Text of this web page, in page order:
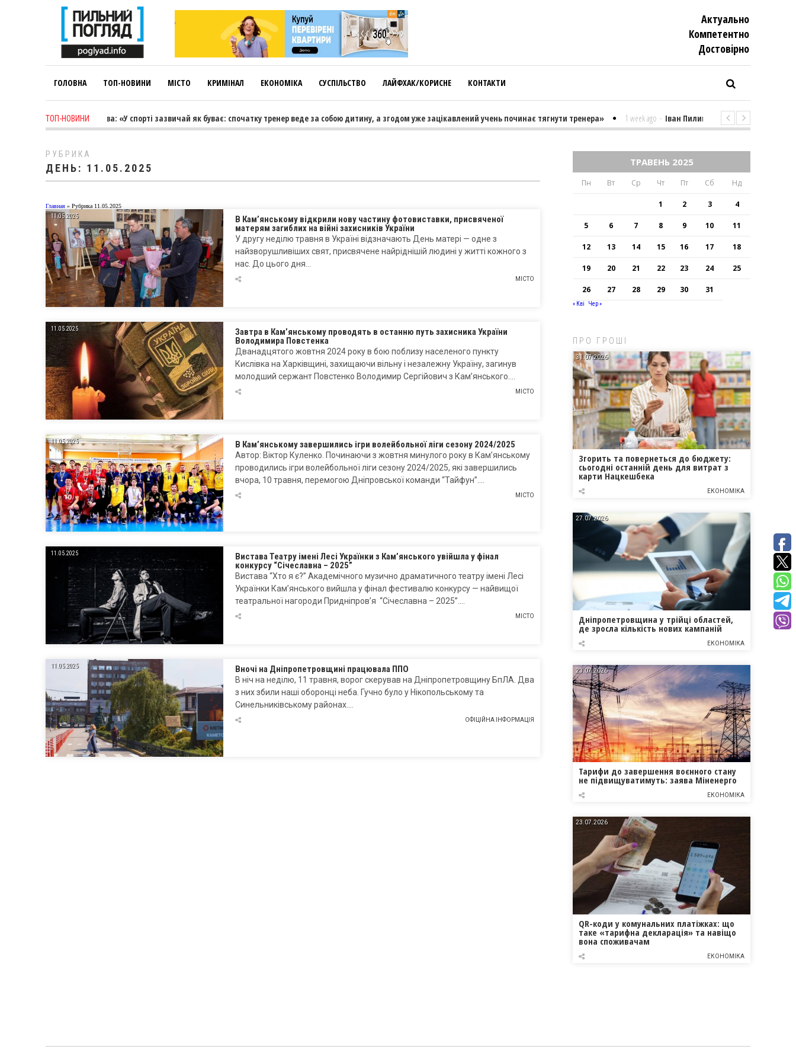
Актуально
Компетентно
Достовiрно
ГОЛОВНА ТОП-НОВИНИ МІСТО КРИМІНАЛ ЕКОНОМІКА СУСПІЛЬСТВО ЛАЙФХАК/КОРИСНЕ КОНТАКТИ
ТОП-НОВИНИ
Лариса Коновалова: «У спорті зазвичай як буває: спочатку тренер веде за собою дитину, а згодом уже зацікавлений учень починає тягнути тренера» 1 week ago - Іван Пилипенко «Найважчими є суто
РУБРИКА
ДЕНЬ: 11.05.2025
Главная » Рубрика 11.05.2025
11.05.2025
В Кам’янському відкрили нову частину фотовиставки, присвяченої
матерям загиблих на війні захисників України
У другу неділю травня в Україні відзначають День матері — одне з
найзворушливіших свят, присвячене найріднішій людині у житті кожного з
нас. До цього дня…
МІСТО
11.05.2025
Завтра в Кам’янському проводять в останню путь захисника України
Володимира Повстенка
Дванадцятого жовтня 2024 року в бою поблизу населеного пункту
Кислівка на Харківщині, захищаючи вільну і незалежну Україну, загинув
молодший сержант Повстенко Володимир Сергійович з Кам’янського….
МІСТО
11.05.2025 В Кам’янському завершились ігри волейбольної ліги сезону 2024/2025
Автор: Віктор Куленко. Починаючи з жовтня минулого року в Кам’янському
проводились ігри волейбольної ліги сезону 2024/2025, які завершились
вчора, 10 травня, перемогою Дніпровської команди “Тайфун”….
МІСТО
11.05.2025
Вистава Театру імені Лесі Українки з Кам’янського увійшла у фінал
конкурсу “Січеславна – 2025”
Вистава “Хто я є?” Академічного музично драматичного театру імені Лесі
Українки Кам’янського вийшла у фінал фестивалю конкурсу — найвищої
театральної нагороди Придніпров’я “Січеславна – 2025”….
МІСТО
11.05.2025 Вночі на Дніпропетровщині працювала ППО
В ніч на неділю, 11 травня, ворог скерував на Дніпропетровщину БпЛА. Два
з них збили наші оборонці неба. Гучно було у Нікопольському та
Синельниківському районах….
ОФІЦІЙНА ІНФОРМАЦІЯ
ТРАВЕНЬ 2025
Пн Вт Ср Чт Пт Сб Нд
1 2 3 4
5 6 7 8 9 10 11
12 13 14 15 16 17 18
19 20 21 22 23 24 25
26 27 28 29 30 31
« Кві Чер »
ПРО ГРОШІ
31.07.2026
Згорить та повернеться до бюджету:
сьогодні останній день для витрат з
карти Нацкешбека
ЕКОНОМІКА
27.07.2026
Дніпропетровщина у трійці областей,
де зросла кількість нових кампаній
ЕКОНОМІКА
23.07.2026
Тарифи до завершення воєнного стану
не підвищуватимуть: заява Міненерго
ЕКОНОМІКА
23.07.2026
QR-коди у комунальних платіжках: що
таке «тарифна декларація» та навіщо
вона споживачам
ЕКОНОМІКА